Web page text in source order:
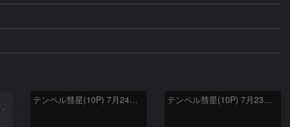
テンペル彗星(10P) 7月24日 Seestar50 テンペル彗星(10P) 7月23日 Seestar50